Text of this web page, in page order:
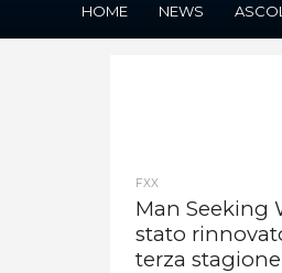
HOME NEWS
FXX
Man Seeking
stato
terza stagione